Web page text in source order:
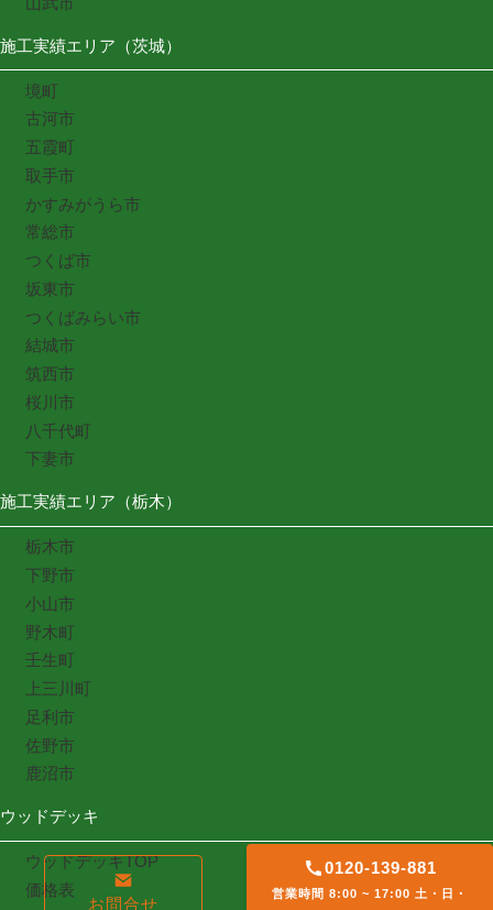
施工実績エリア（茨城）
境町
古河市
五霞町
取手市
かすみがうら市
常総市
つくば市
坂東市
つくばみらい市
結城市
筑西市
桜川市
八千代町
下妻市
施工実績エリア（栃木）
栃木市
下野市
小山市
野木町
壬生町
上三川町
足利市
佐野市
鹿沼市
ウッドデッキ
ウッドデッキTOP
価格表
お問合せ
0120-139-881
営業時間 8:00 ~ 17:00 土・日・